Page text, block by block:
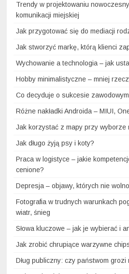
Trendy w projektowaniu
komunikacji miejskiej
Jak przygotować się do mediacji
Jak stworzyć markę, którą klienci
Wychowanie a technologia – jak
Hobby minimalistyczne – mniej
Co decyduje o sukcesie
Różne nakładki Androida – MIUI,
Jak korzystać z mapy przy wyborze
Jak długo żyją psy i koty?
Praca w logistyce – jakie
cenione?
Depresja – objawy, których nie
Fotografia w trudnych warunkach
wiatr, śnieg
Słowa kluczowe – jak je wybierać i
Jak zrobić chrupiące warzywne
Dług publiczny: czy państwom grozi